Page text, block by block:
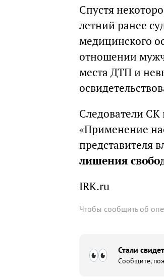
Спустя
летний ранее
медицинского
отношении
места ДТП и
Следователи СК
«Применение
представителя
лишения
IRK.ru
Чтобы сообщить об
Стали
Сообщите,